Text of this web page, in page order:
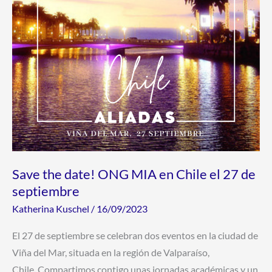
Save the date! ONG MIA en Chile el 27 de
septiembre
Katherina Kuschel / 16/09/2023
El 27 de septiembre se celebran dos eventos en la ciudad de
Viña del Mar, situada en la región de Valparaíso,
Chile. Compartimos contigo unas jornadas académicas y un
Chile
el
27
de
septiembre